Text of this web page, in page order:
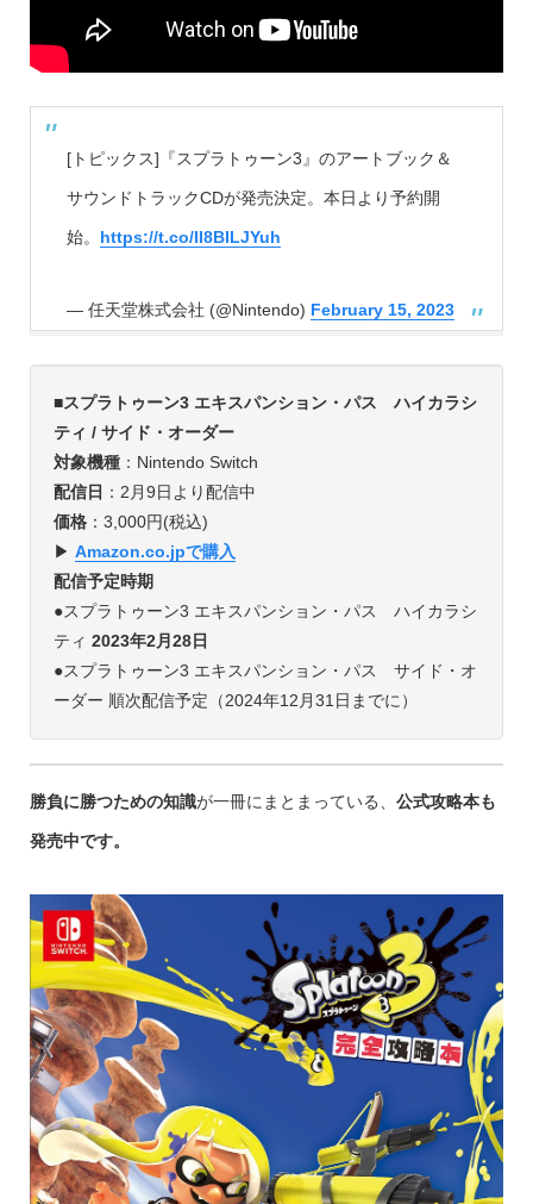
[トピックス]『スプラトゥーン3』のアートブック＆
サウンドトラックCDが発売決定。本日より予約開
始。 https://t.co/II8BILJYuh
— 任天堂株式会社 (@Nintendo) February 15, 2023
■スプラトゥーン3 エキスパンション・パス ハイカラシ
ティ / サイド・オーダー
対象機種：Nintendo Switch
配信日 ：2月9日より配信中
価格：3,000円(税込)
▶︎ Amazon.co.jpで購入
配信予定時期
●スプラトゥーン3 エキスパンション・パス ハイカラシ
ティ 2023年2月28日
●スプラトゥーン3 エキスパンション・パス サイド・オ
ーダー 順次配信予定（2024年12月31日までに）
勝負に勝つための知識が一冊にまとまっている、 公式攻略本も
発売中です。